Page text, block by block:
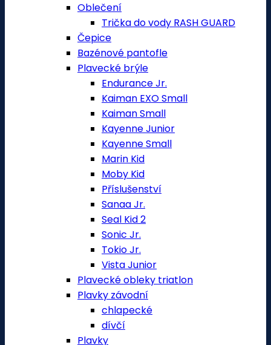
Oblečení
Trička do vody RASH GUARD
Čepice
Bazénové pantofle
Plavecké brýle
Endurance Jr.
Kaiman EXO Small
Kaiman Small
Kayenne Junior
Kayenne Small
Marin Kid
Moby Kid
Příslušenství
Sanaa Jr.
Seal Kid 2
Sonic Jr.
Tokio Jr.
Vista Junior
Plavecké obleky triatlon
Plavky závodní
chlapecké
dívčí
Plavky